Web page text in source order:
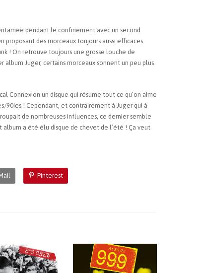
pendant le confinement avec un second
proposant des morceaux toujours aussi efficaces
! On retrouve toujours une grosse louche de
album Juger, certains morceaux sonnent un peu plus
Connexion un disque qui résume tout ce qu’on aime
90ies ! Cependant, et contrairement à Juger qui à
de nombreuses influences, ce dernier semble
a été élu disque de chevet de l’été ! Ça veut
Pinterest